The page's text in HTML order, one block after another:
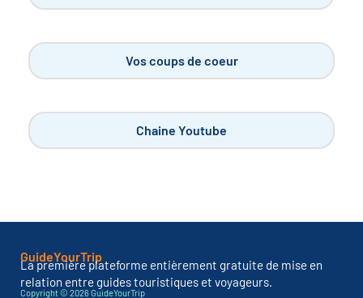
Vos coups de coeur
Chaine Youtube
GuideYourTrip
La première plateforme entièrement gratuite de mise en
relation entre guides touristiques et voyageurs.
Copyright © 2026 GuideYourTrip